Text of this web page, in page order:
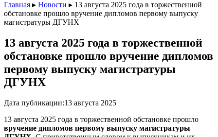
Главная ▸ Новости ▸ 13 августа 2025 года в торжественной
обстановке прошло вручение дипломов первому выпуску
магистратуры ДГУНХ
13 августа 2025 года в торжественной
обстановке прошло вручение дипломов
первому выпуску магистратуры
ДГУНХ
Дата публикации:13 августа 2025
13 августа 2025 года в торжественной обстановке прошло
вручение дипломов первому выпуску магистратуры